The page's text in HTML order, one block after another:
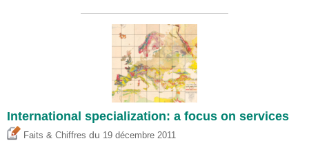
International specialization: a focus on services
Faits & Chiffres du 19 décembre 2011